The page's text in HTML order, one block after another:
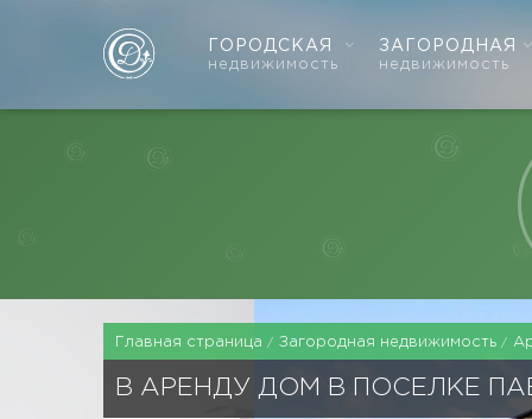
ГОРОДСКАЯ
недвижимость
ЗАГОРОДНАЯ
недвижимость
Главная страница Загородная недвижимость
В АРЕНДУ ДОМ В ПОСЕЛКЕ